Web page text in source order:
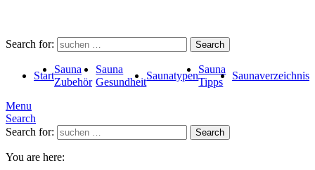
Search for: Search
Start
Sauna
Zubehör
Sauna
Gesundheit
Saunatypen
Sauna
Tipps
Saunaverzeichnis
Menu
Search
Search for:
Search
You are here: